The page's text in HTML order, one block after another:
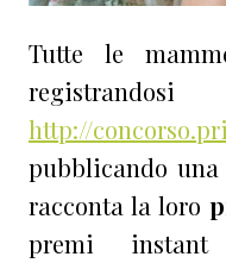
Tutte le
http://
pubblicando una
racconta la loro
premi